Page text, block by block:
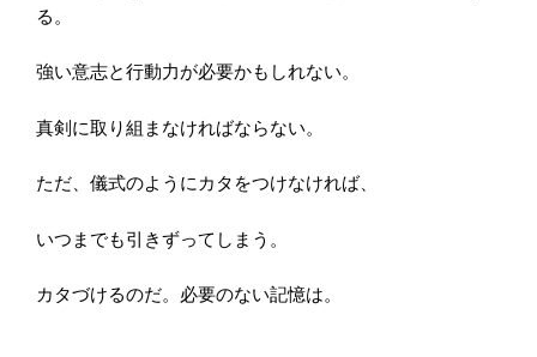
る。
強い意志と行動力が必要かもしれない。
真剣に取り組まなければならない。
ただ、儀式のようにカタをつけなければ、
いつまでも引きずってしまう。
カタづけるのだ。必要のない記憶は。